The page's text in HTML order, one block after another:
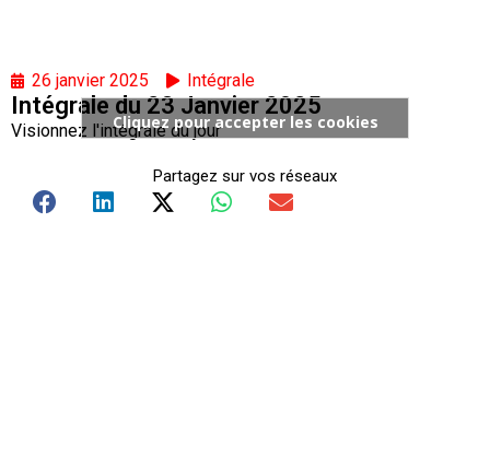
26 janvier 2025 Intégrale
Intégrale du 23 Janvier 2025
Cliquez pour accepter les cookies
marketing et activer ce contenu
Visionnez l'intégrale du jour
Partagez sur vos réseaux